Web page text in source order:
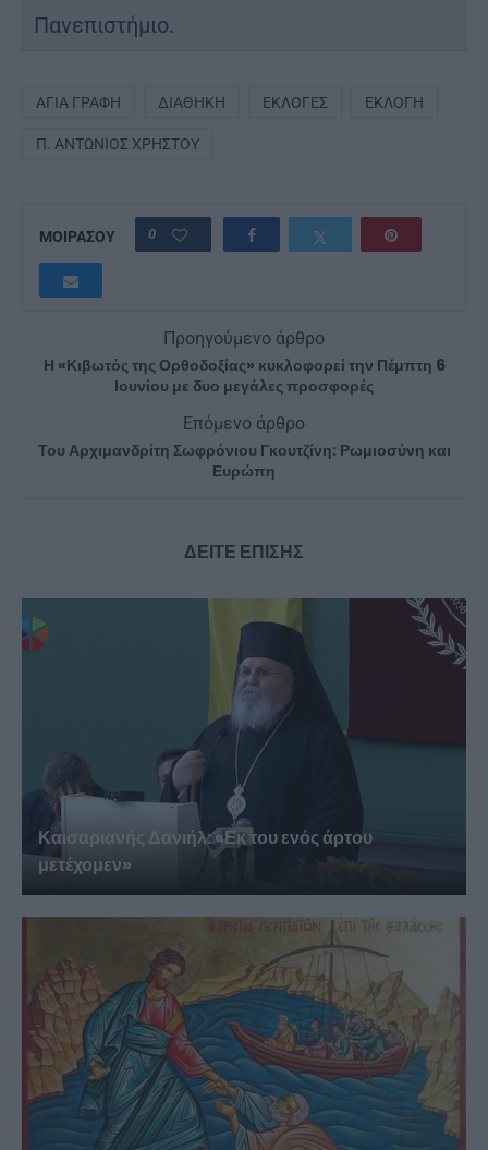
Πανεπιστήμιο.
ΑΓΊΑ ΓΡΑΦΉ ΔΙΑΘΉΚΗ ΕΚΛΟΓΈΣ ΕΚΛΟΓΉ
Π. ΑΝΤΏΝΙΟΣ ΧΡΉΣΤΟΥ
ΜΟΙΡΑΣΟΥ 0
Προηγούμενο άρθρο
Η «Κιβωτός της Ορθοδοξίας» κυκλοφορεί την Πέμπτη 6
Ιουνίου με δυο μεγάλες προσφορές
Επόμενο άρθρο
Του Αρχιμανδρίτη Σωφρόνιου Γκουτζίνη: Ρωμιοσύνη και
Ευρώπη
ΔΕΙΤΕ ΕΠΙΣΗΣ
Καισαριανής Δανιήλ: «Εκ του ενός άρτου
μετέχομεν»